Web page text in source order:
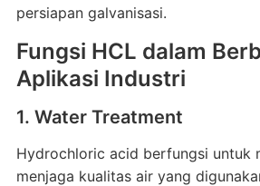
persiapan galvanisasi.
Fungsi HCL dalam
Aplikasi Industri
1. Water Treatment
Hydrochloric acid berfungsi untuk
menjaga kualitas air yang